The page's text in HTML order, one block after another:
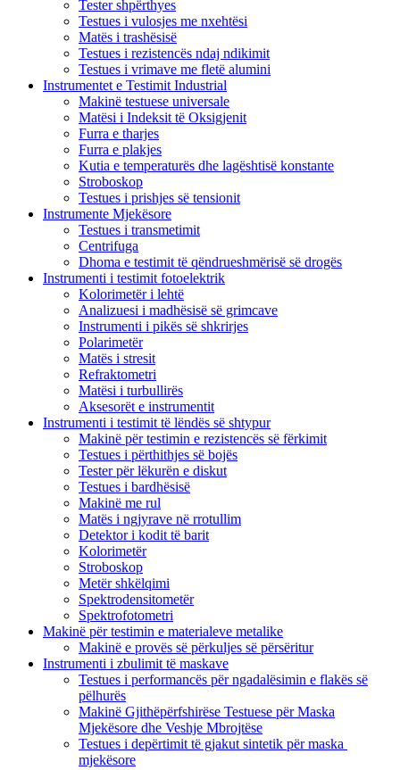
Tester shpërthyes
Testues i vulosjes me nxehtësi
Matës i trashësisë
Testues i rezistencës ndaj ndikimit
Testues i vrimave me fletë alumini
Instrumentet e Testimit Industrial
Makinë testuese universale
Matësi i Indeksit të Oksigjenit
Furra e tharjes
Furra e plakjes
Kutia e temperaturës dhe lagështisë konstante
Stroboskop
Testues i prishjes së tensionit
Instrumente Mjekësore
Testues i transmetimit
Centrifuga
Dhoma e testimit të qëndrueshmërisë së drogës
Instrumenti i testimit fotoelektrik
Kolorimetër i lehtë
Analizuesi i madhësisë së grimcave
Instrumenti i pikës së shkrirjes
Polarimetër
Matës i stresit
Refraktometri
Matësi i turbullirës
Aksesorët e instrumentit
Instrumenti i testimit të lëndës së shtypur
Makinë për testimin e rezistencës së fërkimit
Testues i përthithjes së bojës
Tester për lëkurën e diskut
Testues i bardhësisë
Makinë me rul
Matës i ngjyrave në rrotullim
Detektor i kodit të barit
Kolorimetër
Stroboskop
Metër shkëlqimi
Spektrodensitometër
Spektrofotometri
Makinë për testimin e materialeve metalike
Makinë e provës së përkuljes së përsëritur
Instrumenti i zbulimit të maskave
Testues i performancës për ngadalësimin e flakës së
pëlhurës
Makinë Gjithëpërfshirëse Testuese për Maska
Mjekësore dhe Veshje Mbrojtëse
Testues i depërtimit të gjakut sintetik për maska ​​
mjekësore